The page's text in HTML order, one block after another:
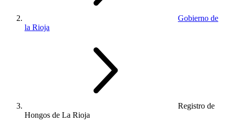
Gobierno de
la Rioja
Registro de
Hongos de La Rioja